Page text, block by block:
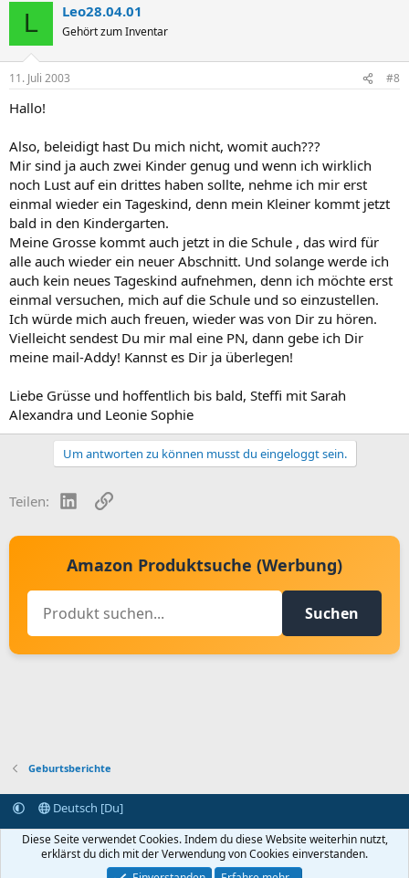
L Leo28.04.01
Gehört zum Inventar
11. Juli 2003 #8
Hallo!
Also, beleidigt hast Du mich nicht, womit auch???
Mir sind ja auch zwei Kinder genug und wenn ich wirklich
noch Lust auf ein drittes haben sollte, nehme ich mir erst
einmal wieder ein Tageskind, denn mein Kleiner kommt jetzt
bald in den Kindergarten.
Meine Grosse kommt auch jetzt in die Schule , das wird für
alle auch wieder ein neuer Abschnitt. Und solange werde ich
auch kein neues Tageskind aufnehmen, denn ich möchte erst
einmal versuchen, mich auf die Schule und so einzustellen.
Ich würde mich auch freuen, wieder was von Dir zu hören.
Vielleicht sendest Du mir mal eine PN, dann gebe ich Dir
meine mail-Addy! Kannst es Dir ja überlegen!
Liebe Grüsse und hoffentlich bis bald, Steffi mit Sarah
Alexandra und Leonie Sophie
Um antworten zu können musst du eingeloggt sein.
Teilen: LinkedInLink
Amazon Produktsuche (Werbung)
Suchen
Geburtsberichte
Deutsch [Du]
Kontakt aufnehmen
Bedingungen und Regeln
Datenschutz
Startseite
R
S
Diese Seite verwendet Cookies. Indem du diese Website weiterhin nutzt,
erklärst du dich mit der Verwendung von Cookies einverstanden.